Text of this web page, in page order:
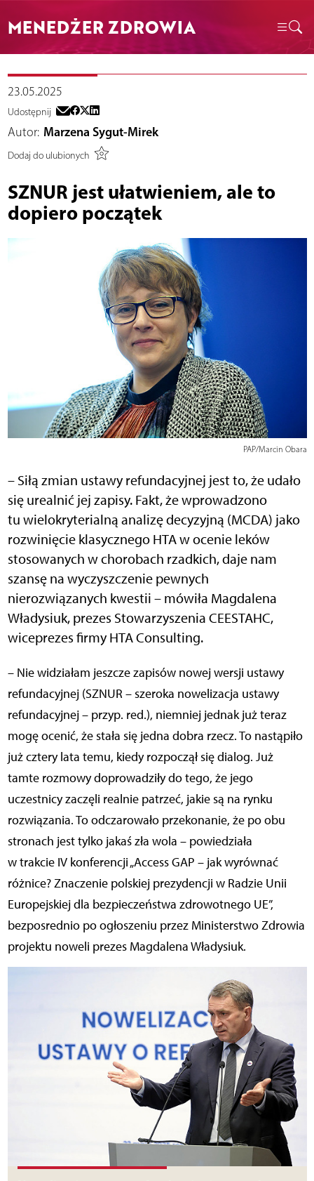
MENEDŻER ZDROWIA
23.05.2025
Udostępnij
Autor: Marzena Sygut-Mirek
Dodaj do ulubionych
SZNUR jest ułatwieniem, ale to
dopiero początek
PAP/Marcin Obara
– Siłą zmian ustawy refundacyjnej jest to, że udało
się urealnić jej zapisy. Fakt, że wprowadzono
tu wielokryterialną analizę decyzyjną (MCDA) jako
rozwinięcie klasycznego HTA w ocenie leków
stosowanych w chorobach rzadkich, daje nam
szansę na wyczyszczenie pewnych
nierozwiązanych kwestii – mówiła Magdalena
Władysiuk, prezes Stowarzyszenia CEESTAHC,
wiceprezes firmy HTA Consulting.
– Nie widziałam jeszcze zapisów nowej wersji ustawy
refundacyjnej (SZNUR – szeroka nowelizacja ustawy
refundacyjnej – przyp. red.), niemniej jednak już teraz
mogę ocenić, że stała się jedna dobra rzecz. To nastąpiło
już cztery lata temu, kiedy rozpoczął się dialog. Już
tamte rozmowy doprowadziły do tego, że jego
uczestnicy zaczęli realnie patrzeć, jakie są na rynku
rozwiązania. To odczarowało przekonanie, że po obu
stronach jest tylko jakaś zła wola – powiedziała
w trakcie IV konferencji „Access GAP – jak wyrównać
różnice? Znaczenie polskiej prezydencji w Radzie Unii
Europejskiej dla bezpieczeństwa zdrowotnego UE”,
bezposrednio po ogłoszeniu przez Ministerstwo Zdrowia
projektu noweli prezes Magdalena Władysiuk.